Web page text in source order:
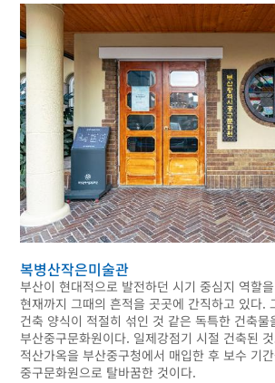
복병산작은미술관
부산이 현대적으로 발전하던 시기 중심지 역할
현재까지 그때의 흔적을 곳곳에 간직하고 있다.
건축 양식이 적절히 섞인 것 같은 독특한 건축물
부산중구문화원이다. 일제강점기 시절 건축된
적산가옥을 부산중구청에서 매입한 후 보수 기
중구문화원으로 탈바꿈한 것이다.